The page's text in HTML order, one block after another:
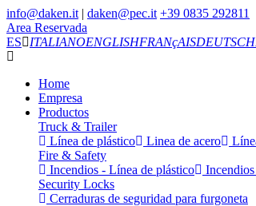
info@daken.it | daken@pec.it +39 0835 292811
Area Reservada
ES
ITALIANOENGLISHFRANçAISDEUTSCH
Home
Empresa
Productos
Truck & Trailer
Línea de plástico
Linea de acero
Fire & Safety
Incendios - Línea de plástico
Security Locks
Cerraduras de seguridad para furgoneta